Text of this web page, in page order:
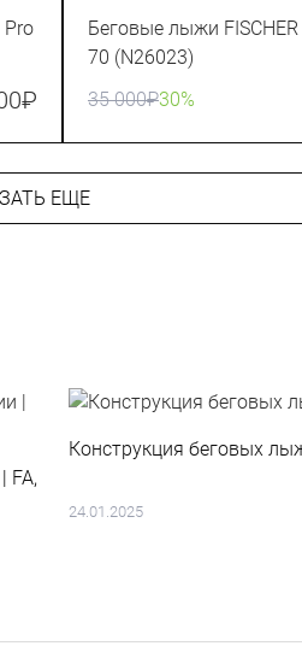
Pro
₽
Беговые лыжи
70 (N26023)
35 000₽30%
ЕЩЕ
FA,
Конструкция беговых
24.01.2025